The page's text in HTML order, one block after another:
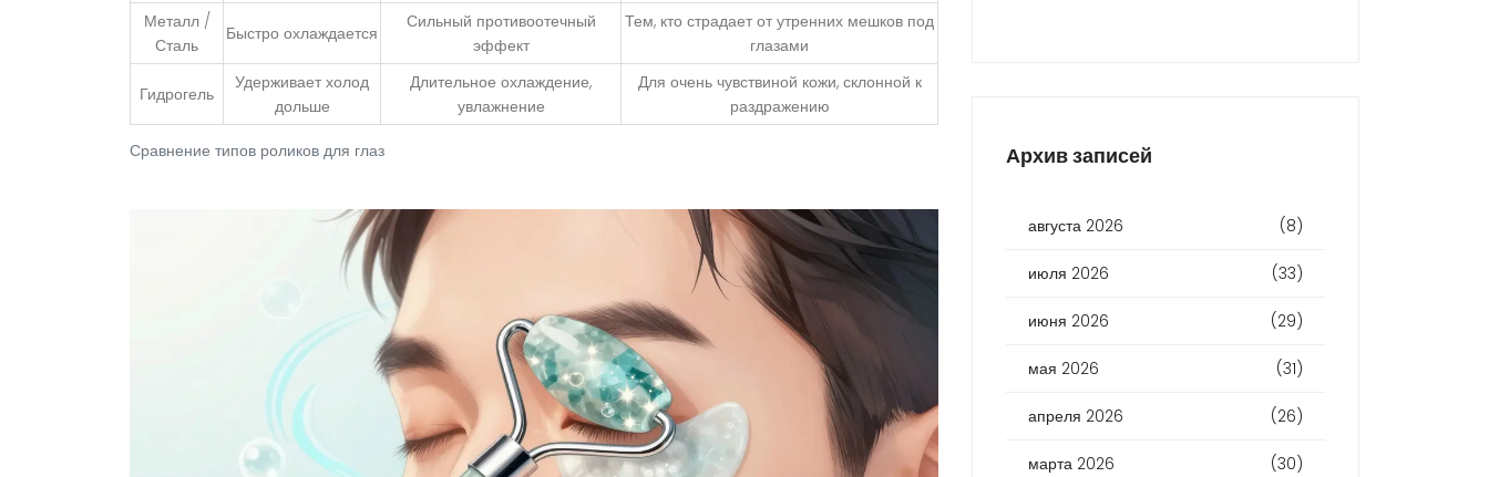
Сравнение типов роликов для глаз
Металл /
Сталь
Быстро охлаждается
Сильный противоотечный
эффект
Тем, кто страдает от утренних мешков под
глазами
Гидрогель
Удерживает холод
дольше
Длительное охлаждение,
увлажнение
Для очень чувствиной кожи, склонной к
раздражению
Архив записей
августа 2026 (8)
июля 2026 (33)
июня 2026 (29)
мая 2026 (31)
апреля 2026 (26)
марта 2026 (30)